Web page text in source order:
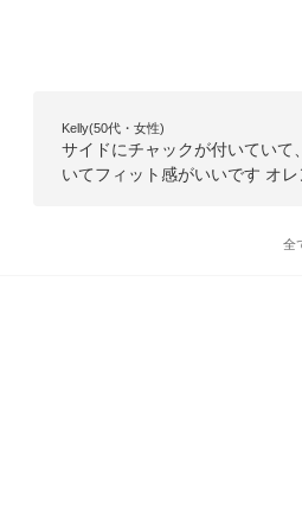
Kelly(50代・女性)
サイドにチャックが付いてい
いてフィット感がいいです オ
全